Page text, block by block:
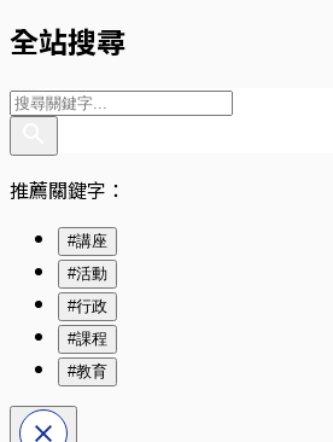
全站搜尋
推薦關鍵字：
#講座
#活動
#行政
#課程
#教育